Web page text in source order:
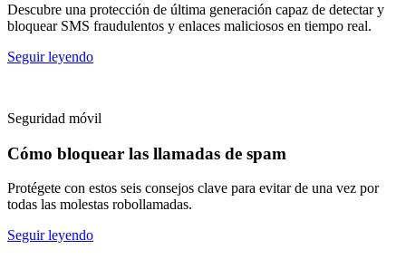
Descubre una protección de última generación capaz de detectar y
bloquear SMS fraudulentos y enlaces maliciosos en tiempo real.
Seguir leyendo
Seguridad móvil
Cómo bloquear las llamadas de spam
Protégete con estos seis consejos clave para evitar de una vez por
todas las molestas robollamadas.
Seguir leyendo